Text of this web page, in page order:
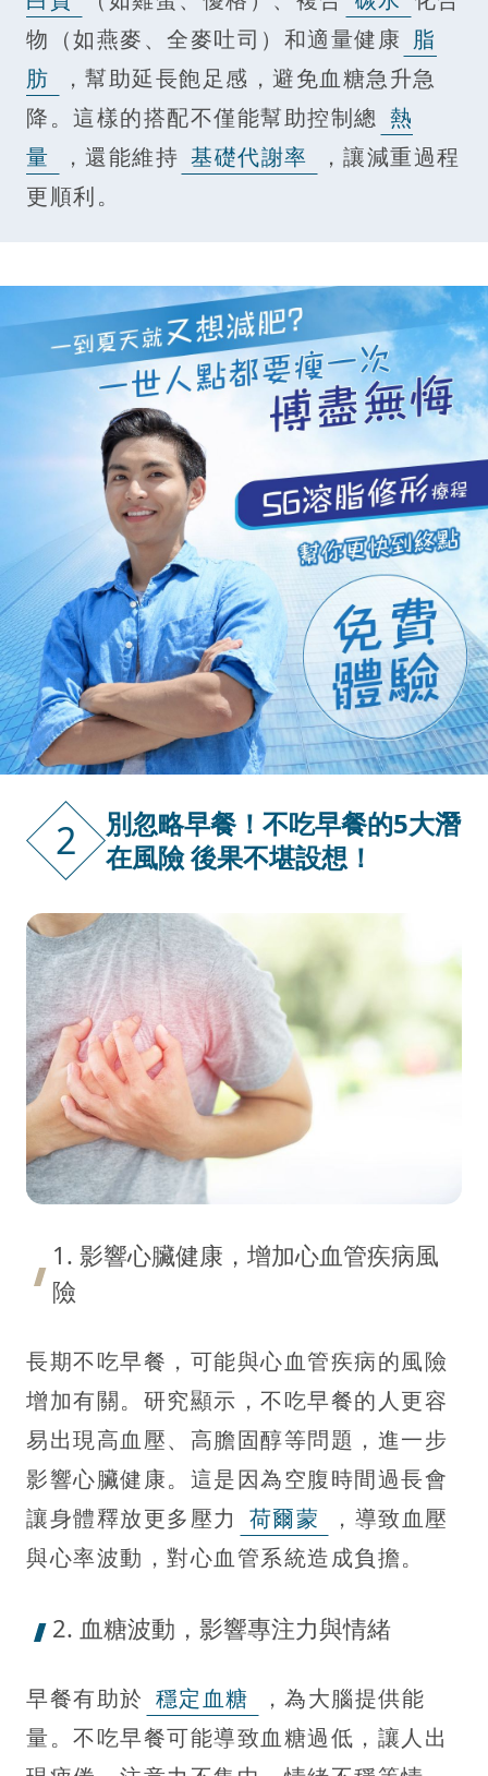
物（如燕麥、全麥吐司）和適量健康 脂
肪
，幫助延長飽足感，避免血糖急升急
降。這樣的搭配不僅能幫助控制總 熱
量
，還能維持 基礎代謝率
，讓減重過程
更順利。
2
別忽略早餐！不吃早餐的5大潛
在風險 後果不堪設想！
1. 影響心臟健康，增加心血管疾病風
險
長期不吃早餐，可能與心血管疾病的風險
增加有關。研究顯示，不吃早餐的人更容
易出現高血壓、高膽固醇等問題，進一步
影響心臟健康。這是因為空腹時間過長會
讓身體釋放更多壓力 荷爾蒙
，導致血壓
與心率波動，對心血管系統造成負擔。
2. 血糖波動，影響專注力與情緒
早餐有助於 穩定血糖
，為大腦提供能
量。不吃早餐可能導致血糖過低，讓人出